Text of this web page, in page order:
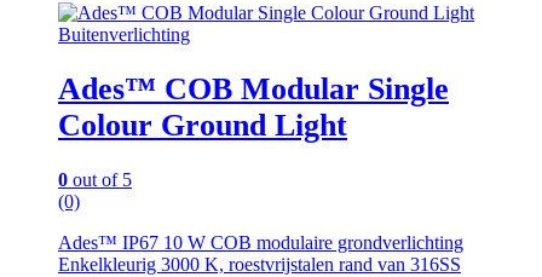
Buitenverlichting
Ades™ COB Modular Single
Colour Ground Light
0 out of 5
(0)
Ades™ IP67 10 W COB modulaire grondverlichting
Enkelkleurig 3000 K, roestvrijstalen rand van 316SS